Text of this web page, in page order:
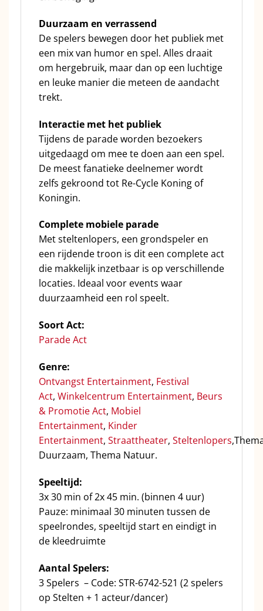
Duurzaam en verrassend
De spelers bewegen door het publiek met
een mix van humor en spel. Alles draait
om hergebruik, maar dan op een luchtige
en leuke manier die meteen de aandacht
trekt.
Interactie met het publiek
Tijdens de parade worden bezoekers
uitgedaagd om mee te doen aan een spel.
De meest fanatieke deelnemer wordt
zelfs gekroond tot Re-Cycle Koning of
Koningin.
Complete mobiele parade
Met steltenlopers, een grondspeler en
een rijdende troon is dit een complete act
die makkelijk inzetbaar is op verschillende
locaties. Ideaal voor events waar
duurzaamheid een rol speelt.
Soort Act:
Parade Act
Genre:
Ontvangst Entertainment, Festival
Act, Winkelcentrum Entertainment, Beurs
& Promotie Act, Mobiel
Entertainment, Kinder
Entertainment, Straattheater, Steltenlopers
Duurzaam, Thema Natuur.
Speeltijd:
3x 30 min of 2x 45 min. (binnen 4 uur)
Pauze: minimaal 30 minuten tussen de
speelrondes, speeltijd start en eindigt in
de kleedruimte
Aantal Spelers:
3 Spelers – Code: STR-6742-521 (2 spelers
op Stelten + 1 acteur/dancer)